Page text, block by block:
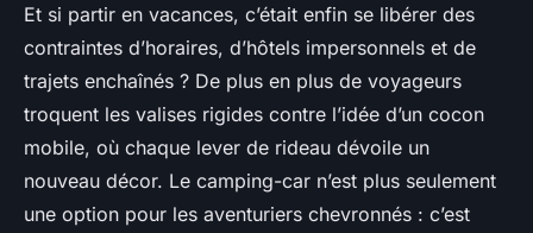
Et si partir en vacances, c’était enfin se libérer des
contraintes d’horaires, d’hôtels impersonnels et de
trajets enchaînés ? De plus en plus de voyageurs
troquent les valises rigides contre l’idée d’un cocon
mobile, où chaque lever de rideau dévoile un
nouveau décor. Le camping-car n’est plus seulement
une option pour les aventuriers chevronnés : c’est